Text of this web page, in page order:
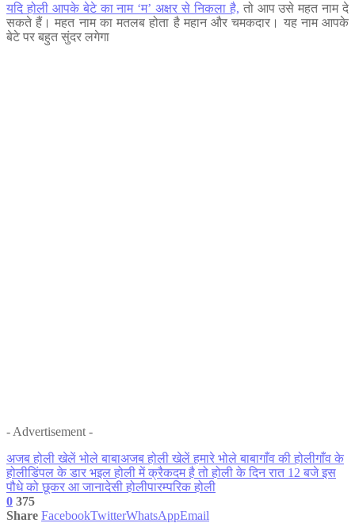
यदि होली आपके बेटे का नाम ‘म’ अक्षर से निकला है, तो आप उसे महत नाम दे
सकते हैं। महत नाम का मतलब होता है महान और चमकदार। यह नाम आपके
बेटे पर बहुत सुंदर लगेगा
- Advertisement -
अजब होली खेलें भोले बाबाअजब होली खेलें हमारे भोले बाबागाँव की होलीगाँव के
होलीडिंपल के डार भइल होली में क्रैकदम है तो होली के दिन रात 12 बजे इस
पौधे को छूकर आ जानादेसी होलीपारम्परिक होली
0 375
Share FacebookTwitterWhatsAppEmail